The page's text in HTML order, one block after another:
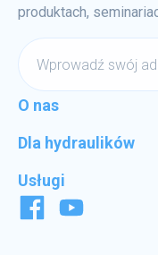
produktach,
Wprowadź
swój
adres
e-
O nas
Dla hydraulików
Usługi